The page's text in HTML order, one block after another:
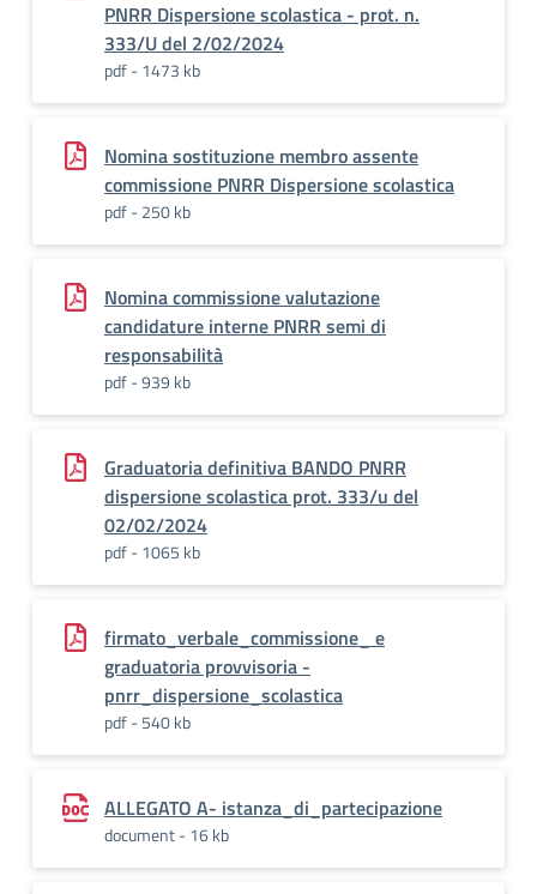
PNRR Dispersione scolastica - prot. n.
333/U del 2/02/2024
pdf - 1473 kb
Nomina sostituzione membro assente
commissione PNRR Dispersione scolastica
pdf - 250 kb
Nomina commissione valutazione
candidature interne PNRR semi di
responsabilità
pdf - 939 kb
Graduatoria definitiva BANDO PNRR
dispersione scolastica prot. 333/u del
02/02/2024
pdf - 1065 kb
firmato_verbale_commissione_ e
graduatoria provvisoria -
pnrr_dispersione_scolastica
pdf - 540 kb
ALLEGATO A- istanza_di_partecipazione
document - 16 kb